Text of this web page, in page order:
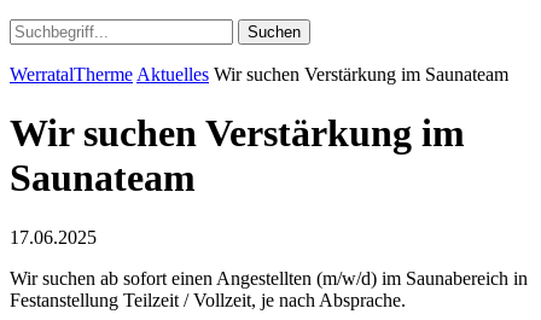
Suchen
WerratalTherme Aktuelles Wir suchen Verstärkung im Saunateam
Wir suchen Verstärkung im
Saunateam
17.06.2025
Wir suchen ab sofort einen Angestellten (m/w/d) im Saunabereich in
Festanstellung Teilzeit / Vollzeit, je nach Absprache.